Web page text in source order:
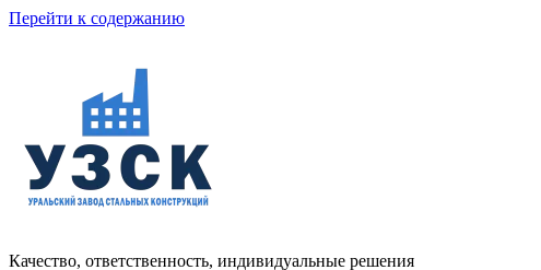
Перейти к содержанию
Качество, ответственность, индивидуальные решения